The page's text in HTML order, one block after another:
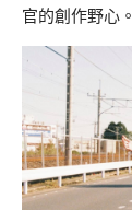
官的創作野心。